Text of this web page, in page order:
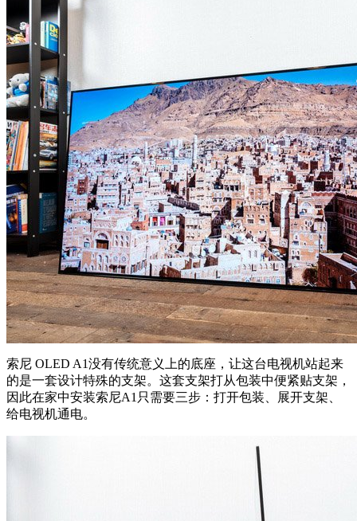
索尼 OLED A1没有传统意义上的底座，让这台电视机站起来
的是一套设计特殊的支架。这套支架打从包装中便紧贴支架，
因此在家中安装索尼A1只需要三步：打开包装、展开支架、
给电视机通电。